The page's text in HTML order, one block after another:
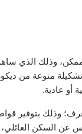
وذلك الذي ساهم
منوعة من
أو عادية.
وذلك بتوفير
عن السكن